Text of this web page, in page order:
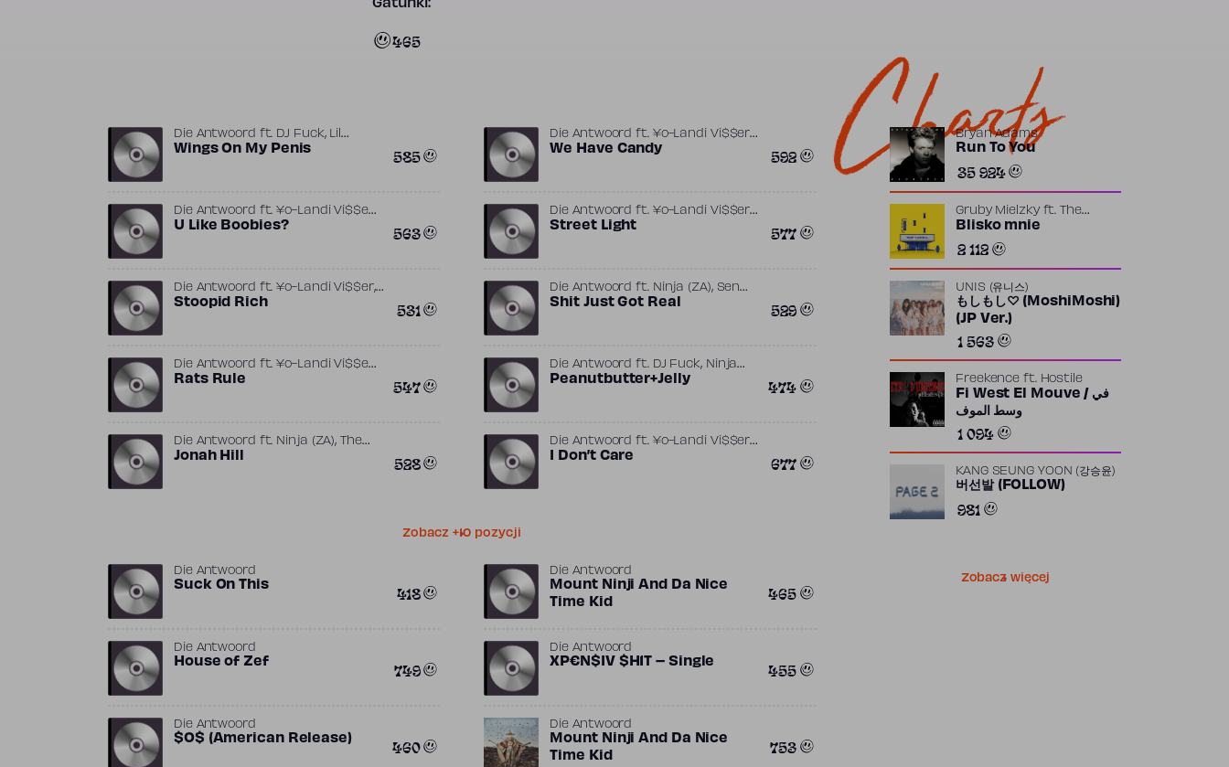
Gatunki:
465
Die Antwoord ft. DJ Fuck, Lil
Tommy Terror ,Ninja (ZA)
Wings On My Penis 585
Die Antwoord ft. ¥o-Landi Vi$$er,
Ninja (ZA), Sixteen Jones
We Have Candy 592
Die Antwoord ft.¥o-Landi Vi$$er,
Lil Tommy Terror,Ninja (ZA)
U Like Boobies? 563
Die Antwoord ft. ¥o-Landi Vi$$er,
Ninja (ZA),The Black Goat
Street Light 577
Die Antwoord ft.¥o-Landi Vi$$er,
God (DJ),Ninja (ZA)
Stoopid Rich 531
Die Antwoord ft. Ninja (ZA), Sen
Dog,The Black Goat
Shit Just Got Real 529
Die Antwoord ft.¥o-Landi Vi$$er,
Jack Black,Ninja (ZA)
Rats Rule 547
Die Antwoord ft. DJ Fuck, Ninja
(ZA)
Peanutbutter+Jelly 474
Die Antwoord ft. Ninja (ZA), The
Black Goat
Jonah Hill 528
Die Antwoord ft. ¥o-Landi Vi$$er,
God (DJ) ,Mikhail Tanich
I Don’t Care 677
Zobacz +10 pozycji
Die Antwoord
Suck On This 418
Die Antwoord
Mount Ninji And Da Nice
Time Kid
465
Die Antwoord
House of Zef 749
Die Antwoord
XP€N$IV $H1T – Single 455
Die Antwoord
$O$ (American Release) 460
Die Antwoord
Mount Ninji And Da Nice
Time Kid
753
Charts
Bryan Adams
Run To You
35 924
Gruby Mielzkyft.
The
Returners
Blisko mnie
2 112
UNIS (유니스)
もしもし♡ (MoshiMoshi)
(JP Ver.)
1 563
Freekence ft. Hostile
Fi West El Mouve / في
وسط الموف
1 094
KANG SEUNG YOON (강승윤)
버선발 (FOLLOW)
981
Zobacz więcej